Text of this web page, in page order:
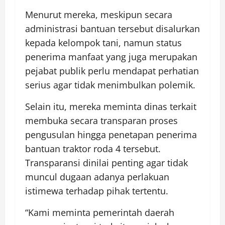
Menurut mereka, meskipun secara
administrasi bantuan tersebut disalurkan
kepada kelompok tani, namun status
penerima manfaat yang juga merupakan
pejabat publik perlu mendapat perhatian
serius agar tidak menimbulkan polemik.
Selain itu, mereka meminta dinas terkait
membuka secara transparan proses
pengusulan hingga penetapan penerima
bantuan traktor roda 4 tersebut.
Transparansi dinilai penting agar tidak
muncul dugaan adanya perlakuan
istimewa terhadap pihak tertentu.
“Kami meminta pemerintah daerah